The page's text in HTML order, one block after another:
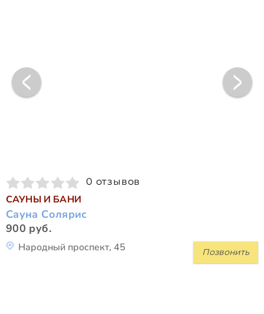
0 отзывов
САУНЫ И БАНИ
Сауна Солярис
900 руб.
Позвонить
Народный проспект, 45